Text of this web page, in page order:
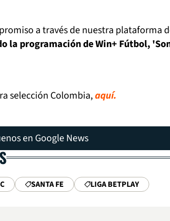
a través de nuestra plataforma
la programación de Win+ Fútbol,
selección Colombia,aquí.
en Google News
SANTA FE
LIGA BETPLAY